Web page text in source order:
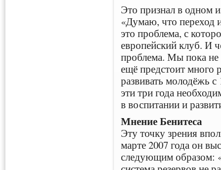
Это признал в одном
«Думаю, что переход
это проблема, с
европейский клуб. И
проблема. Мы пока
ещё предстоит много
развивать молодёжь
эти три года
в воспитании и
Мнение Бенитеса
Эту точку зрения
марте 2007 года он
следующим образом: